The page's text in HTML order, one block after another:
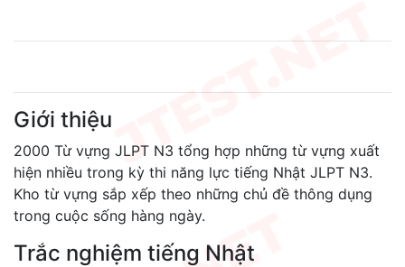
Giới thiệu
2000 Từ vựng JLPT N3 tổng hợp những từ vựng xuất
hiện nhiều trong kỳ thi năng lực tiếng Nhật JLPT N3.
Kho từ vựng sắp xếp theo những chủ đề thông dụng
trong cuộc sống hàng ngày.
Trắc nghiệm tiếng Nhật